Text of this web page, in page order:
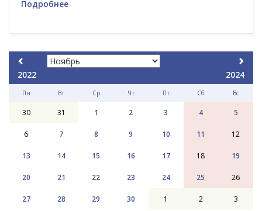
Подробнее
2022 2024
Пн Вт Ср Чт Пт Сб Вс
30 31 1 2 3 4 5
6 7 8 9 10 11 12
13 14 15 16 17 18 19
20 21 22 23 24 25 26
27 28 29 30 1 2 3